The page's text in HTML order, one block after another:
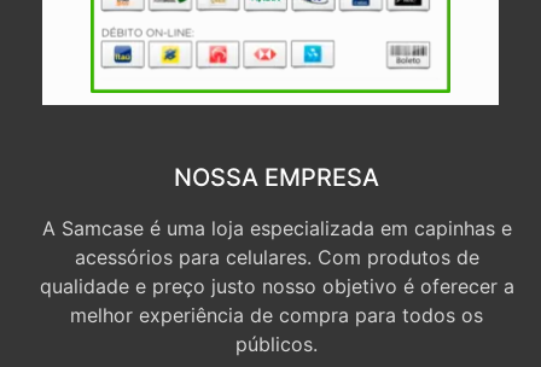
NOSSA EMPRESA
A Samcase é uma loja especializada em capinhas e
acessórios para celulares. Com produtos de
qualidade e preço justo nosso objetivo é oferecer a
melhor experiência de compra para todos os
públicos.